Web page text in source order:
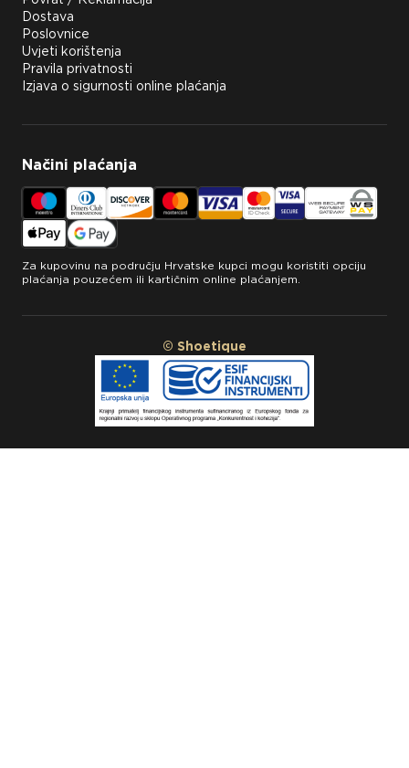
Dostava
Poslovnice
Uvjeti korištenja
Pravila privatnosti
Izjava o sigurnosti online plaćanja
Načini plaćanja
Za kupovinu na području Hrvatske kupci mogu koristiti opciju
plaćanja pouzećem ili kartičnim online plaćanjem.
© Shoetique